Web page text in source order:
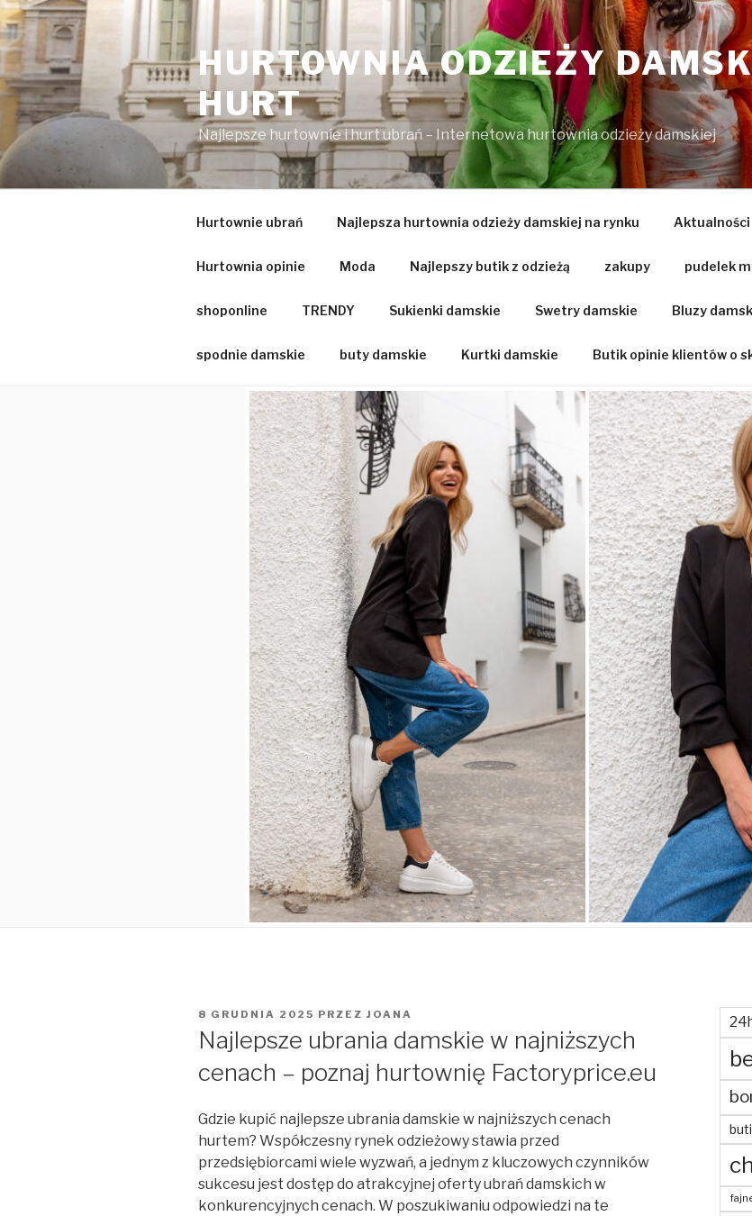
Przejdź
do
treści
HURTOWNIA ODZIEŻY
HURT
Najlepsze hurtownie i hurt ubrań – Internetowa hurtownia odzieży damskiej
Hurtownie ubrań Najlepsza hurtownia odzieży damskiej na rynku Aktualności
Hurtownia opinie Moda Najlepszy butik z odzieżą zakupy pudelek
shoponline TRENDY Sukienki damskie Swetry damskie Bluzy
spodnie damskie buty damskie Kurtki damskie Butik opinie klientów o
OPUBLIKOWANE
8 GRUDNIA 2025 PRZEZ JOANA
Najlepsze ubrania damskie w najniższych
cenach – poznaj hurtownię Factoryprice.eu
Gdzie kupić najlepsze ubrania damskie w najniższych cenach
hurtem? Współczesny rynek odzieżowy stawia przed
przedsiębiorcami wiele wyzwań, a jednym z kluczowych czynników
sukcesu jest dostęp do atrakcyjnej oferty ubrań damskich w
konkurencyjnych cenach. W poszukiwaniu odpowiedzi na te